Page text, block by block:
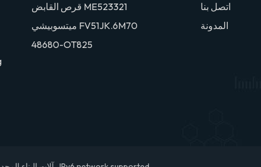
قرص القابض ME523321
ميتسوبيشي FV51JK.6M70
48680-OT825
اتصل بنا
المدونة